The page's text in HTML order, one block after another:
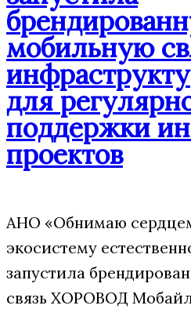
мобильную
для
поддержки
проектов
АНО «Обнимаю
экосистему
запустила
связь ХОРОВОД Мобайл